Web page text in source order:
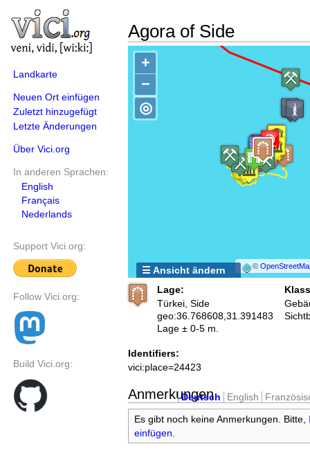
Landkarte
Neuen Ort einfügen
Zuletzt hinzugefügt
Letzte Änderungen
Über Vici.org
In anderen Sprachen:
English
Français
Nederlands
Support Vici.org:
Follow Vici.org:
Build Vici.org:
Agora of Side
+
−
©
◎
☰ Ansicht ändern
Lage:
Türkei, Side
geo:36.768608,31.391483
Lage ± 0-5 m.
Identifiers:
vici:place=24423
Anmerkungen
Deutsch English
Es gibt noch keine Anmerkungen. Bitte,
einfügen